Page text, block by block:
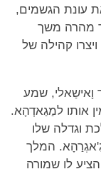
עונת הגשמים,
מהרה משך
קהילה של
וָאישַאלי, שמע
אותו למַגַאדְהָא.
וגדלה שלו
המלך
לו שמורה